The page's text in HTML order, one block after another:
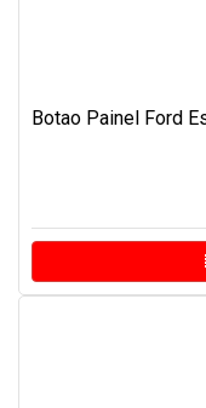
Botao Painel Ford